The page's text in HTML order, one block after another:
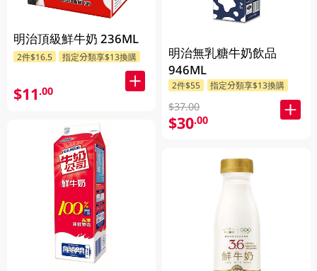
明治頂級鮮牛奶 236ML
2件$16.5 指定分類享$13換購
$11.00
明治無乳糖牛奶飲品
946ML
2件$55 指定分類享$13換購
$37.00
$30.00